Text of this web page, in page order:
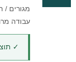
מגורים /
עבודה
✓